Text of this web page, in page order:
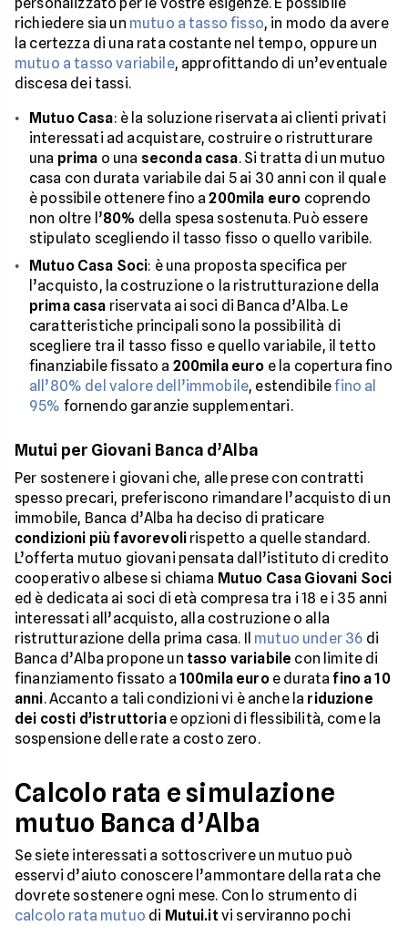
richiedere sia un mutuo a tasso fisso, in modo da avere
la certezza di una rata costante nel tempo, oppure un
mutuo a tasso variabile, approfittando di un’eventuale
discesa dei tassi.
Mutuo Casa: è la soluzione riservata ai clienti privati
interessati ad acquistare, costruire o ristrutturare
una prima o una seconda casa. Si tratta di un mutuo
casa con durata variabile dai 5 ai 30 anni con il quale
è possibile ottenere fino a200mila euro coprendo
non oltre l’80% della spesa sostenuta. Può essere
stipulato scegliendo il tasso fisso o quello varibile.
Mutuo Casa Soci: è una proposta specifica per
l’acquisto, la costruzione o la ristrutturazione della
prima casa riservata ai soci di Banca d’Alba. Le
caratteristiche principali sono la possibilità di
scegliere tra il tasso fisso e quello variabile, il tetto
finanziabile fissato a 200mila euro e la copertura fino
all’80% del valore dell’immobile, estendibilefino al
95% fornendo garanzie supplementari.
Mutui per Giovani Banca d’Alba
Per sostenere i giovani che, alle prese con contratti
spesso precari, preferiscono rimandare l’acquisto di un
immobile, Banca d’Alba ha deciso di praticare
condizioni più favorevoli rispetto a quelle standard.
L’offerta mutuo giovani pensata dall’istituto di credito
cooperativo albese si chiama Mutuo Casa Giovani Soci
ed è dedicata ai soci di età compresa tra i 18 e i 35 anni
interessati all’acquisto, alla costruzione o alla
ristrutturazione della prima casa. Il mutuo under 36 di
Banca d’Alba propone un tasso variabile con limite di
finanziamento fissato a 100mila euroe duratafino a 10
anni. Accanto a tali condizioni vi è anche la riduzione
dei costi d’istruttoriae opzioni di flessibilità, come la
sospensione delle rate a costo zero.
Calcolo rata e simulazione
mutuo Banca d’Alba
Se siete interessati a sottoscrivere un mutuo può
esservi d’aiuto conoscere l’ammontare della rata che
dovrete sostenere ogni mese. Con lo strumento di
calcolo rata mutuo di Mutui.it vi serviranno pochi